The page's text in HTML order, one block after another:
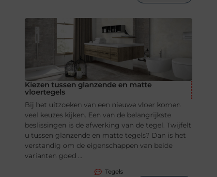
Kiezen tussen glanzende en matte
vloertegels
Bij het uitzoeken van een nieuwe vloer komen
veel keuzes kijken. Een van de belangrijkste
beslissingen is de afwerking van de tegel. Twijfelt
u tussen glanzende en matte tegels? Dan is het
verstandig om de eigenschappen van beide
varianten goed ...
Tegels